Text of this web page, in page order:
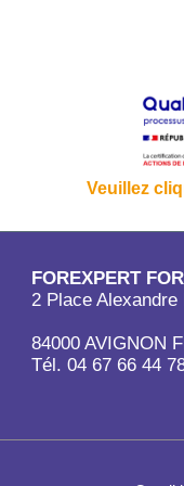
Veuillez
FOREXPERT
2 Place
84000 AVIGNON
Tél. 04 67 66 44